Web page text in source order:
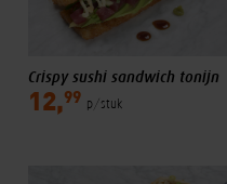
Crispy sushi sandwich tonijn
12,99 p/stuk